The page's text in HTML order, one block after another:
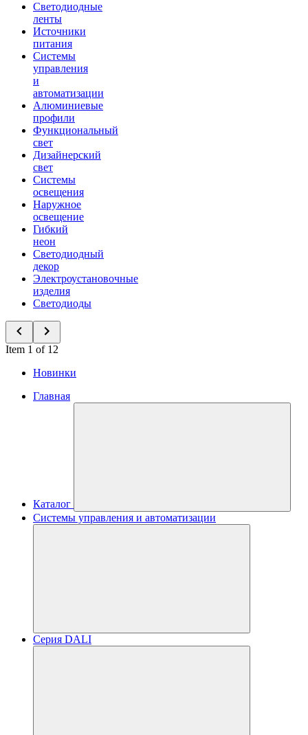
Светодиодные
ленты
Источники
питания
Системы
управления
и
автоматизации
Алюминиевые
профили
Функциональный
свет
Дизайнерский
свет
Системы
освещения
Наружное
освещение
Гибкий
неон
Светодиодный
декор
Электроустановочные
изделия
Светодиоды
Item 1 of 12
Новинки
Главная
Каталог
Системы управления и автоматизации
Серия DALI